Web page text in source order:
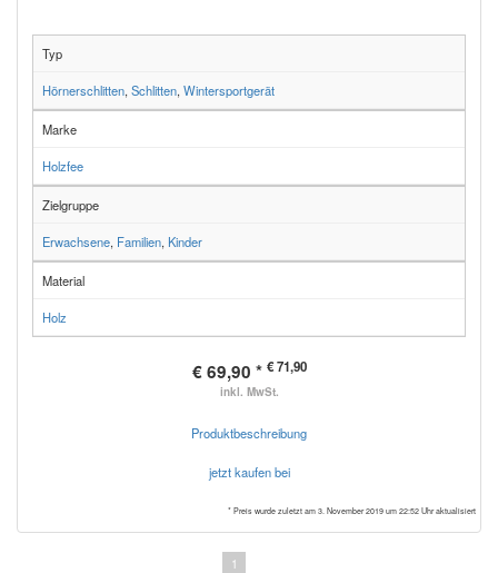
Typ
Hörnerschlitten, Schlitten, Wintersportgerät
Marke
Holzfee
Zielgruppe
Erwachsene, Familien, Kinder
Material
Holz
€ 69,90 * € 71,90
inkl. MwSt.
Produktbeschreibung
jetzt kaufen bei
* Preis wurde zuletzt am 3. November 2019 um 22:52 Uhr aktualisiert
1